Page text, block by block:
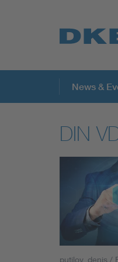
Top-
VDE
News &
DIN
putilov_denis /